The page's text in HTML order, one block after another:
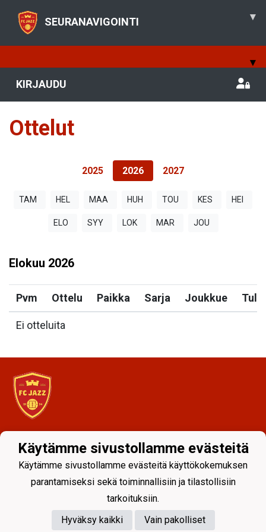
SEURANAVIGOINTI ▾
▾
KIRJAUDU
Ottelut
2025 2026 2027
TAM HEL MAA HUH TOU KES HEI
ELO SYY LOK MAR JOU
Elokuu 2026
Pvm Ottelu Paikka Sarja Joukkue
Ei otteluita
Powered by
Käytämme sivustollamme evästeitä
Käytämme sivustollamme evästeitä käyttökokemuksen
parantamiseksi sekä toiminnallisiin ja tilastollisiin
tarkoituksiin.
Hyväksy kaikki
Vain pakolliset